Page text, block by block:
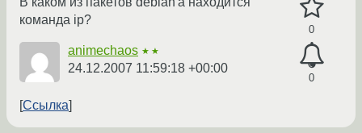
0
0
команда ip?
animechaos ★★
24.12.2007 11:59:18 +00:00
Ссылка